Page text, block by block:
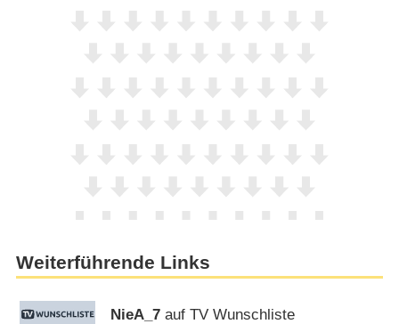
Weiterführende Links
NieA_7 auf TV Wunschliste